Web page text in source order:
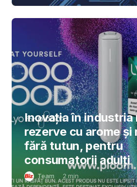
Inovația în
rezerve cu arome și
fără tutun, pentru
consumatorii adulți
Team 2 min